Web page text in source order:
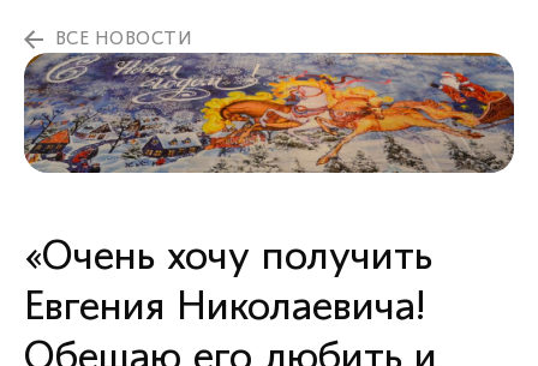
ВСЕ НОВОСТИ
«Очень хочу получить
Евгения Николаевича!